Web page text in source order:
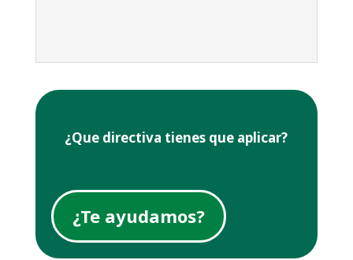
¿Que directiva tienes que aplicar?
¿Te ayudamos?